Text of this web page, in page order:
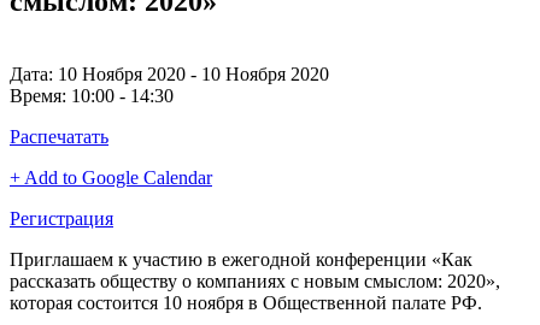
Дата: 10 Ноября 2020 - 10 Ноября 2020
Время: 10:00 - 14:30
Распечатать
+ Add to Google Calendar
Регистрация
Приглашаем к участию в ежегодной конференции «Как
рассказать обществу о компаниях с новым смыслом: 2020»,
которая состоится 10 ноября в Общественной палате РФ.